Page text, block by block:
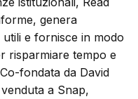
genera
e fornisce in modo
risparmiare tempo e
fondata da David
a Snap,